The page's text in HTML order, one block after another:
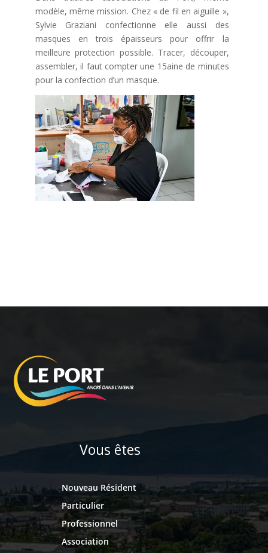
modèle, même mission. Chez « de fil en aiguille »,
Sylvie Graziani confectionne elle aussi des
masques en trois épaisseurs pour offrir la
meilleure protection possible. Tracer, découper,
assembler, il faut compter une 15aine de minutes
pour la confection d’un masque.
Vous êtes
Nouveau Résident
Particulier
Professionnel
Association